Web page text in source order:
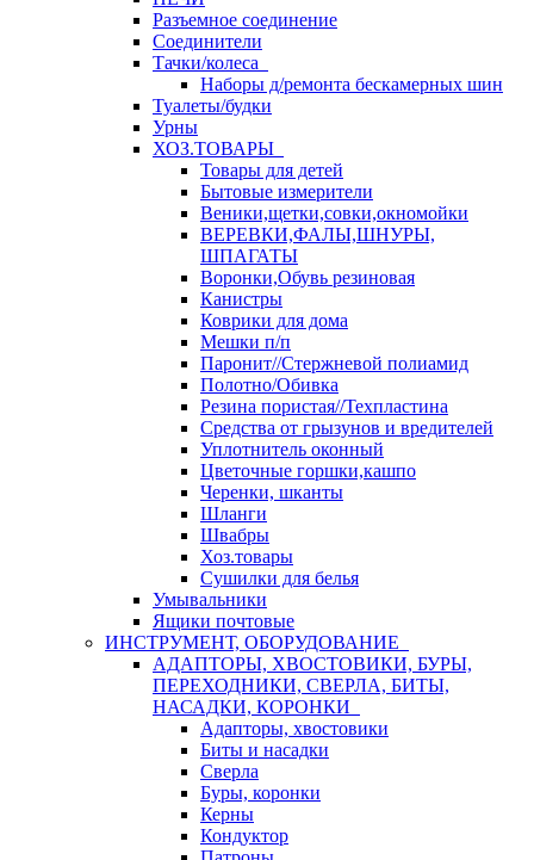
Разъемное соединение
Соединители
Тачки/колеса
Наборы д/ремонта бескамерных шин
Туалеты/будки
Урны
ХОЗ.ТОВАРЫ
Товары для детей
Бытовые измерители
Веники,щетки,совки,окномойки
ВЕРЕВКИ,ФАЛЫ,ШНУРЫ,
ШПАГАТЫ
Воронки,Обувь резиновая
Канистры
Коврики для дома
Мешки п/п
Паронит//Стержневой полиамид
Полотно/Обивка
Резина пористая//Техпластина
Средства от грызунов и вредителей
Уплотнитель оконный
Цветочные горшки,кашпо
Черенки, шканты
Шланги
Швабры
Хоз.товары
Сушилки для белья
Умывальники
Ящики почтовые
ИНСТРУМЕНТ, ОБОРУДОВАНИЕ
АДАПТОРЫ, ХВОСТОВИКИ, БУРЫ,
ПЕРЕХОДНИКИ, СВЕРЛА, БИТЫ,
НАСАДКИ, КОРОНКИ
Адапторы, хвостовики
Биты и насадки
Сверла
Буры, коронки
Керны
Кондуктор